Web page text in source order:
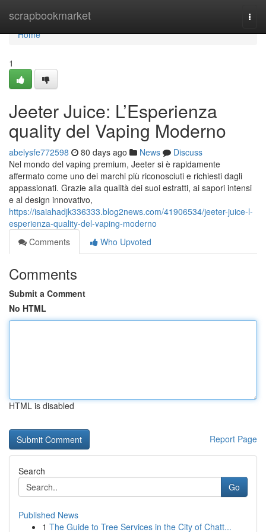
scrapbookmarket
Home
Home
1
Jeeter Juice: L’Esperienza
quality del Vaping Moderno
abelysfe772598 80 days ago News
Discuss
Nel mondo del vaping premium, Jeeter si è rapidamente
affermato come uno dei marchi più riconosciuti e richiesti dagli
appassionati. Grazie alla qualità dei suoi estratti, ai sapori intensi
e al design innovativo,
https://isaiahadjk336333.blog2news.com/41906534/jeeter-juice-l-
esperienza-quality-del-vaping-moderno
Comments
Who Upvoted
Comments
Submit a Comment
No HTML
HTML is disabled
Report Page
Search
Go
Published News
1 The Guide to Tree Services in the City of Chatt...